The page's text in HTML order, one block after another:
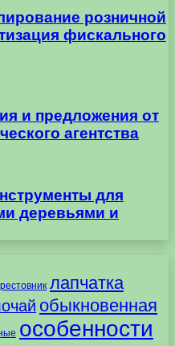
розничной
фискального
и предложения от
агентства
для
деревьями и
лапчатка
обыкновенная
особенности